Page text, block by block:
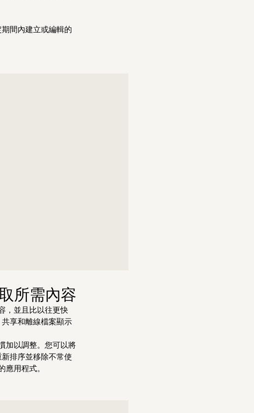
間內建立或編輯的
所需內容
，並且比以往更快
享和離線檔案顯示
加以調整。您可以將
排序並移除不常使
用程式。